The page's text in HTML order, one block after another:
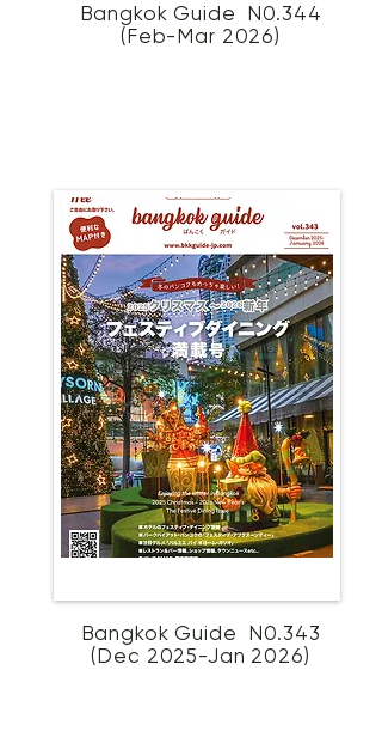
Bangkok Guide N0.344
(Feb-Mar 2026)
Bangkok Guide N0.343
(Dec 2025-Jan 2026)